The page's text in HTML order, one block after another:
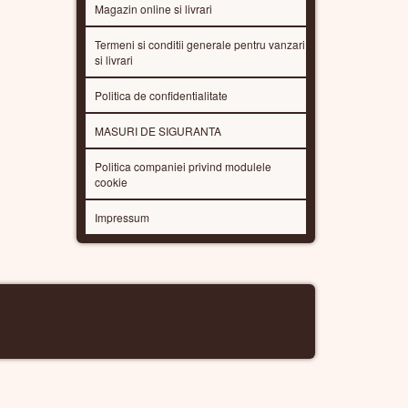
Magazin online si livrari
Termeni si conditii generale pentru vanzari
si livrari
Politica de confidentialitate
MASURI DE SIGURANTA
Politica companiei privind modulele
cookie
Impressum